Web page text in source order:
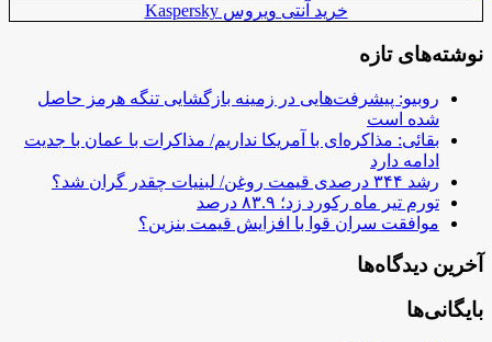
خرید آنتی ویروس Kaspersky
نوشته‌های تازه
روبیو: پیشرفت‌هایی در زمینه بازگشایی تنگه هرمز حاصل
شده است
بقائی: مذاکره‌ای با آمریکا نداریم/ مذاکرات با عمان با جدیت
ادامه دارد
رشد ۳۴۴ درصدی قیمت روغن/ لبنیات چقدر گران شد؟
تورم تیر ماه رکورد زد؛ ۸۳.۹ درصد
موافقت سران قوا با افزایش قیمت بنزین؟
آخرین دیدگاه‌ها
بایگانی‌ها